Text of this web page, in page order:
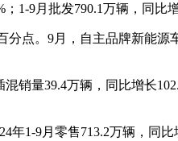
1-9月批发790.1万辆，同比增
点。9月，自主品牌新能
销量39.4万辆，同比增长
1-9月零售713.2万辆，同比